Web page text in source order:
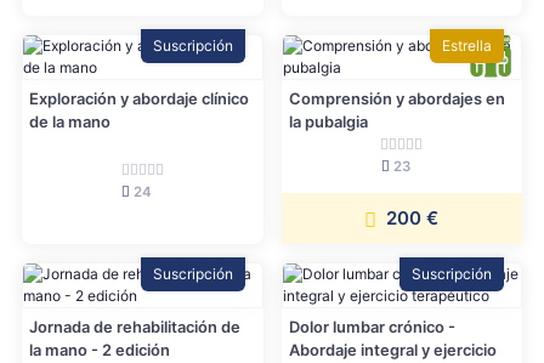
Suscripción
Exploración y abordaje clínico
de la mano
24
Estrella
Comprensión y abordajes en
la pubalgia
23
200 €
Suscripción
Jornada de rehabilitación de
la mano - 2 edición
Suscripción
Dolor lumbar crónico -
Abordaje integral y ejercicio